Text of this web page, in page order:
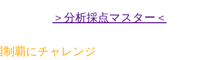
＞分析採点マスター＜
制覇にチャレンジ